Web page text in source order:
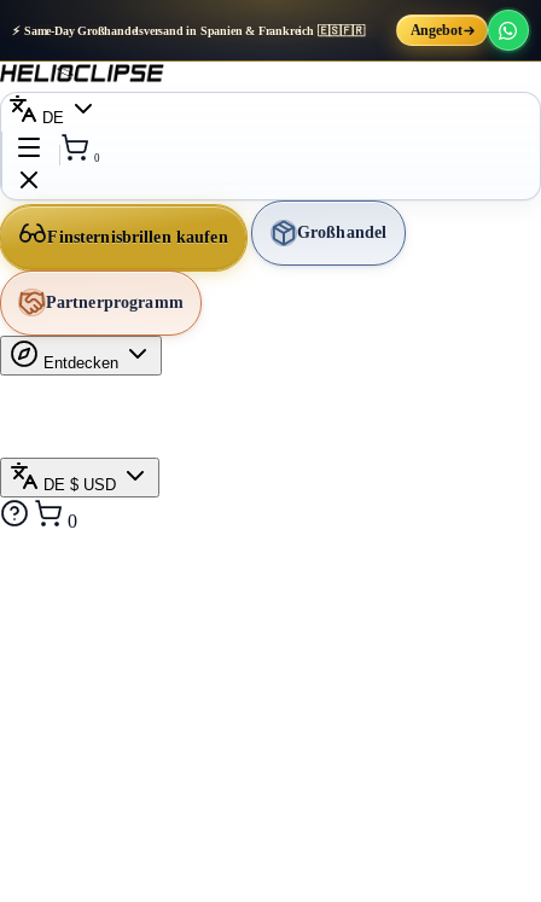
⚡ Same-Day Großhandelsversand in Spanien & Frankreich 🇪🇸🇫🇷 Angebot
DE
0
Finsternisbrillen kaufen Großhandel
Partnerprogramm
Entdecken
DE $ USD
0